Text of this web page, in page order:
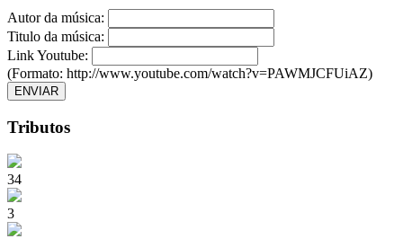
Autor da música:
Titulo da música:
Link Youtube:
(Formato: http://www.youtube.com/watch?v=PAWMJCFUiAZ)
ENVIAR
Tributos
34
3